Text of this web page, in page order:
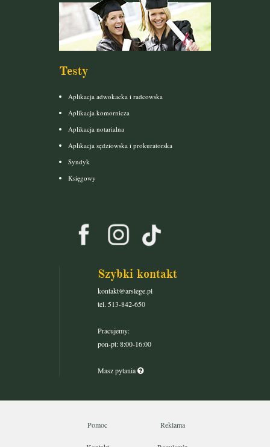
Testy
Aplikacja adwokacka i radcowska
Aplikacja komornicza
Aplikacja notarialna
Aplikacja sędziowska i prokuratorska
Syndyk
Księgowy
Szybki kontakt
kontakt@arslege.pl
tel. 513-842-650
Pracujemy:
pon-pt: 8:00-16:00
Masz pytania
Pomoc Reklama